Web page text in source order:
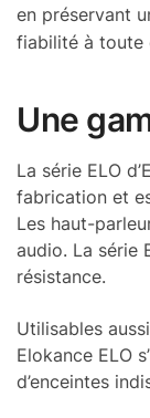
en préservant
fiabilité à toute
Une
La série ELO
fabrication et
Les haut-
audio. La série
résistance.
Utilisables
Elokance ELO
d’enceintes